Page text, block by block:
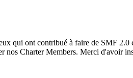
qui ont contribué à faire de SMF
nos Charter Members. Merci d'avoir